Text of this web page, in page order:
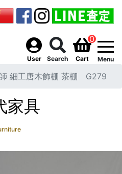
User Search
0
Cart Menu
細工唐木飾棚 茶棚 G279
家具